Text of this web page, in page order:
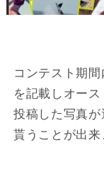
コンテスト期
を記載しオー
投稿した写真
貰うことが出来